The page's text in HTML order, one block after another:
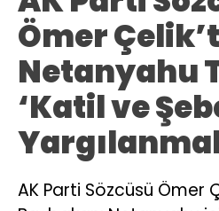
Ömer
Netanyahu
‘Katil ve
AK Parti Sözcüsü Ömer